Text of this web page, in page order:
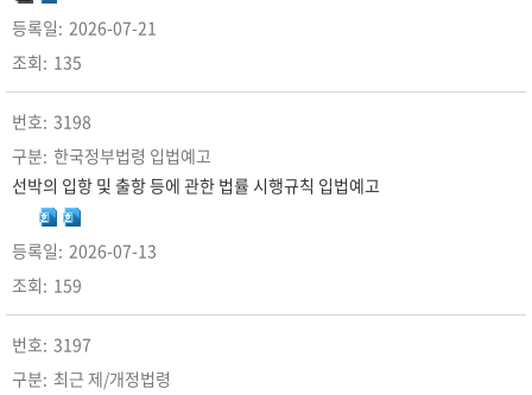
2026-07-21
135
3198
한국정부법령 입법예고
선박의 입항 및 출항 등에 관한 법률 시행규칙 입법예고
2026-07-13
159
3197
최근 제/개정법령